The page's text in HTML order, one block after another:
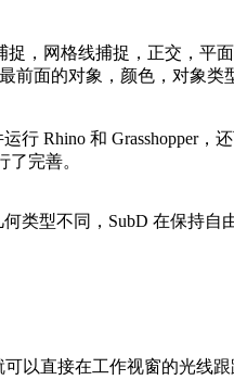
，网格线捕捉，正交，平
前面的对象，颜色，对象类
Rhino 和 Grasshopper，
完善。
类型不同，SubD 在保持自
以直接在工作视窗的光线